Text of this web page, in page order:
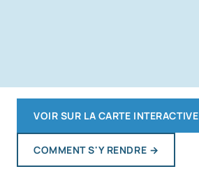
VOIR SUR LA CARTE INTERACTIVE
COMMENT S'Y RENDRE →